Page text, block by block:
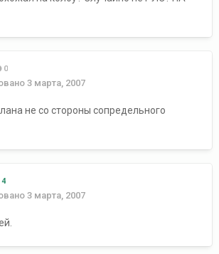
0
3 марта, 2007
не со стороны сопредельного
4
3 марта, 2007